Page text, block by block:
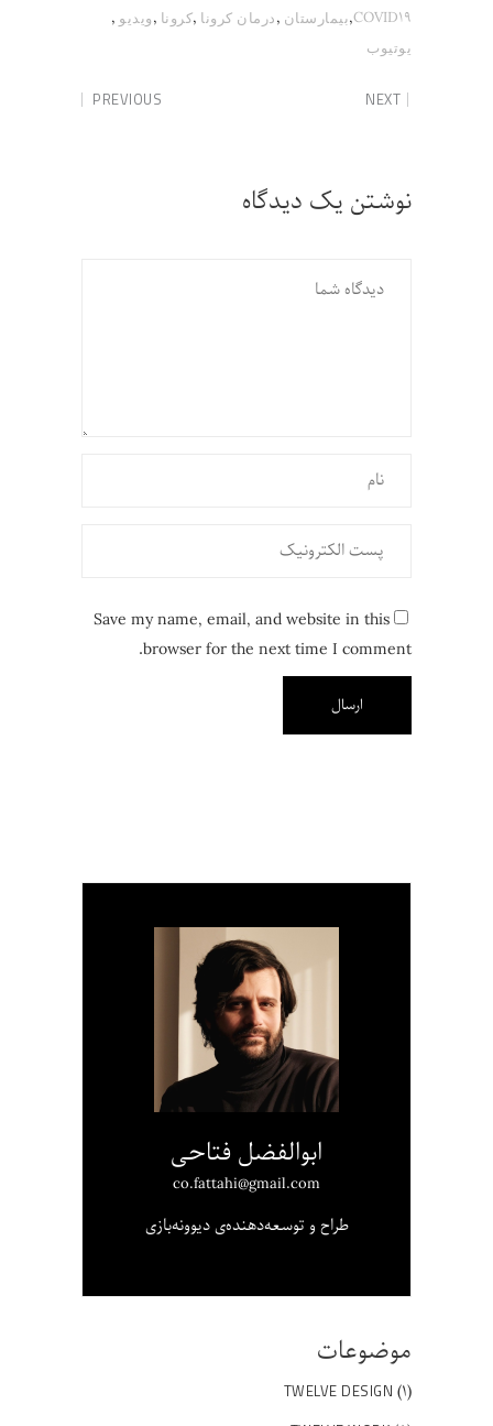
COVID19
,بیمارستان ,درمان کرونا ,کرونا ,ویدیو ,
یوتیوب
PREVIOUS NEXT
نوشتن یک دیدگاه
Save my name, email, and website in this
browser for the next time I comment.
ابوالفضل فتاحی
co.fattahi@gmail.com
طراح و توسعه‌دهنده‌ی دیوونه‌بازی
موضوعات
TWELVE DESIGN (۱)